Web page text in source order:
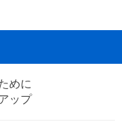
めに
ップ